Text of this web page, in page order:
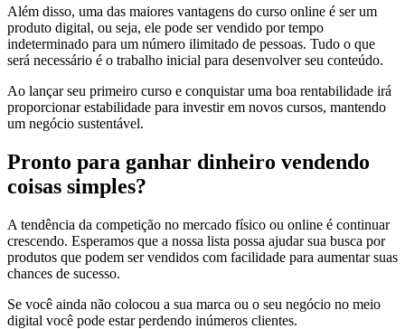
Além disso, uma das maiores vantagens do curso online é ser um
produto digital, ou seja, ele pode ser vendido por tempo
indeterminado para um número ilimitado de pessoas. Tudo o que
será necessário é o trabalho inicial para desenvolver seu conteúdo.
Ao lançar seu primeiro curso e conquistar uma boa rentabilidade irá
proporcionar estabilidade para investir em novos cursos, mantendo
um negócio sustentável.
Pronto para ganhar dinheiro vendendo
coisas simples?
A tendência da competição no mercado físico ou online é continuar
crescendo. Esperamos que a nossa lista possa ajudar sua busca por
produtos que podem ser vendidos com facilidade para aumentar suas
chances de sucesso.
Se você ainda não colocou a sua marca ou o seu negócio no meio
digital você pode estar perdendo inúmeros clientes.